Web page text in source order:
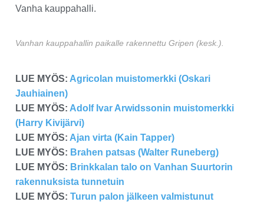
Vanha kauppahalli.
Vanhan kauppahallin paikalle rakennettu Gripen (kesk.).
LUE MYÖS: Agricolan muistomerkki (Oskari
Jauhiainen)
LUE MYÖS: Adolf Ivar Arwidssonin muistomerkki
(Harry Kivijärvi)
LUE MYÖS: Ajan virta (Kain Tapper)
LUE MYÖS: Brahen patsas (Walter Runeberg)
LUE MYÖS: Brinkkalan talo on Vanhan Suurtorin
rakennuksista tunnetuin
LUE MYÖS: Turun palon jälkeen valmistunut